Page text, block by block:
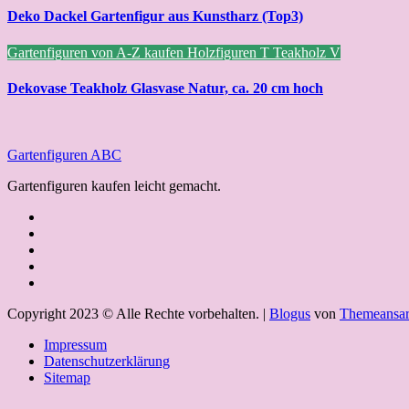
Deko Dackel Gartenfigur aus Kunstharz (Top3)
Gartenfiguren von A-Z kaufen Holzfiguren T Teakholz V
Dekovase Teakholz Glasvase Natur, ca. 20 cm hoch
Gartenfiguren ABC
Gartenfiguren kaufen leicht gemacht.
Copyright 2023 © Alle Rechte vorbehalten. | Blogus von Themeansar
Impressum
Datenschutzerklärung
Sitemap